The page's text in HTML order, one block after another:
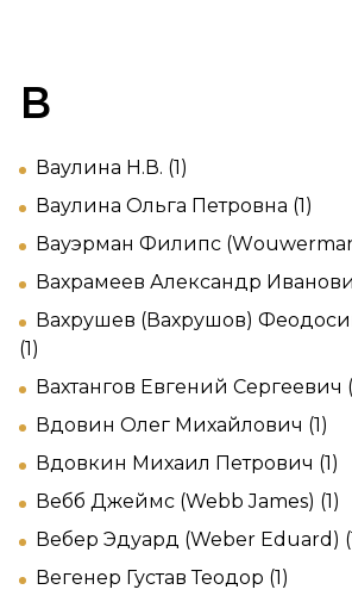
В
Ваулина Н.В. (1)
Ваулина Ольга Петровна (1)
Вауэрман Филипс
Вахрамеев Александр
Вахрушев (Вахрушов)
(1)
Вахтангов Евгений Сергеевич
Вдовин Олег Михайлович (1)
Вдовкин Михаил Петрович (1)
Вебб Джеймс (Webb James) (1)
Вебер Эдуард (Weber Eduard)
Вегенер Густав Теодор (1)